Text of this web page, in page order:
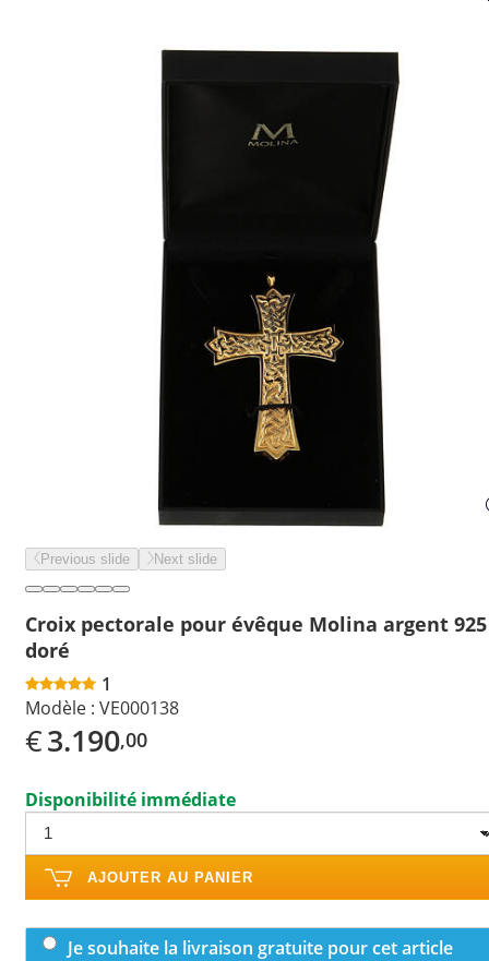
Previous slide Next slide
Croix pectorale pour évêque Molina argent 925
doré
1
Modèle : VE000138
€3.190,00
Disponibilité immédiate
AJOUTER AU PANIER
Je souhaite la livraison gratuite pour cet article